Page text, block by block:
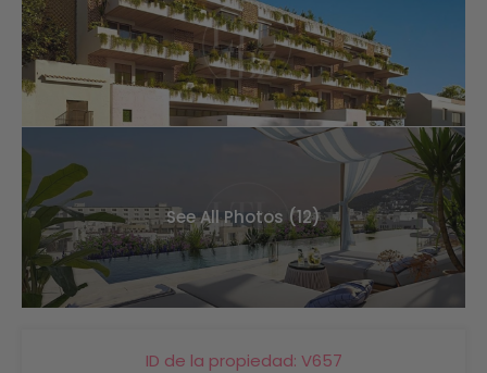
See All Photos (12)
ID de la propiedad: V657